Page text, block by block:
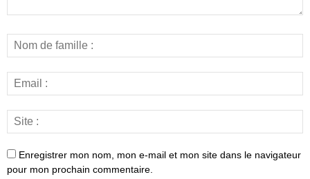
Enregistrer mon nom, mon e-mail et mon site dans le navigateur
pour mon prochain commentaire.